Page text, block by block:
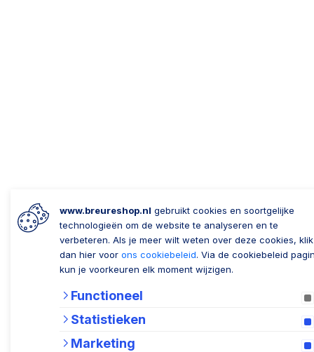
www.breureshop.nl gebruikt cookies en soortgelijke
technologieën om de website te analyseren en te
verbeteren. Als je meer wilt weten over deze cookies, klik
dan hier voor ons cookiebeleid. Via de cookiebeleid
kun je voorkeuren elk moment wijzigen.
Functioneel
Statistieken
Marketing